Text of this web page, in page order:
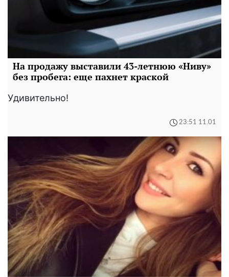
На продажу выставили 43-летнюю «Ниву»
без пробега: еще пахнет краской
Удивительно!
23:51 11.01